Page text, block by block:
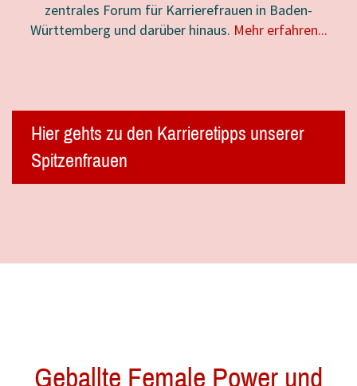
zentrales Forum für Karrierefrauen in Baden-
Württemberg und darüber hinaus. Mehr erfahren...
Hier gehts zu den Karrieretipps unserer
Spitzenfrauen
Geballte Female Power und